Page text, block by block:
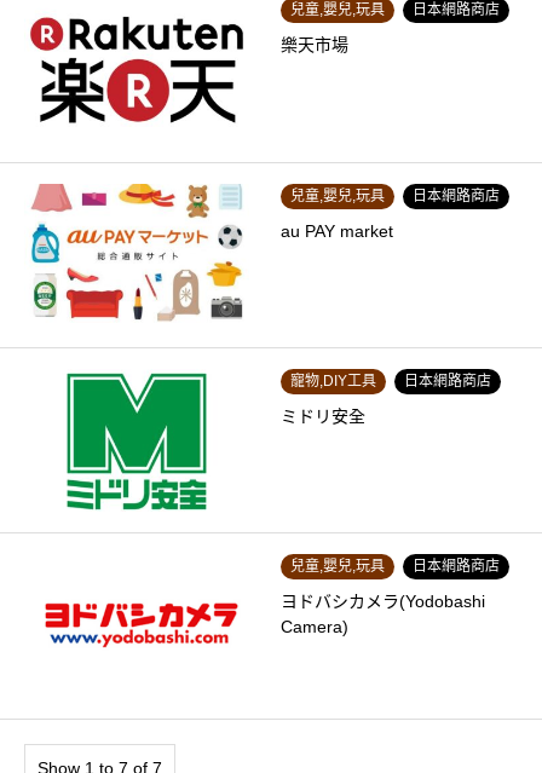
兒童,嬰兒,玩具 日本網路商店
樂天市場
兒童,嬰兒,玩具 日本網路商店
au PAY market
寵物,DIY工具 日本網路商店
ミドリ安全
兒童,嬰兒,玩具 日本網路商店
ヨドバシカメラ(Yodobashi
Camera)
Show 1 to 7 of 7